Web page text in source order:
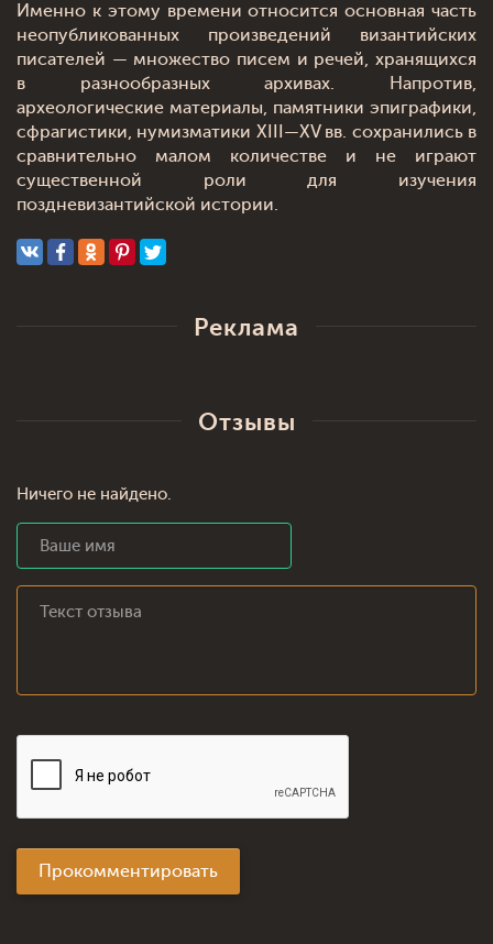
Именно к этому времени относится основная часть
неопубликованных произведений византийских
писателей — множество писем и речей, хранящихся
в разнообразных архивах. Напротив,
археологические материалы, памятники эпиграфики,
сфрагистики, нумизматики XIII—XV вв. сохранились в
сравнительно малом количестве и не играют
существенной роли для изучения
поздневизантийской истории.
Реклама
Отзывы
Ничего не найдено.
Прокомментировать